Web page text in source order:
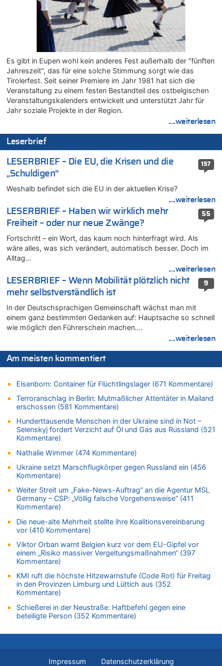
Gigantische Marienstatue in Polen – Größer als die Christus-
Figur in Rio – Kitsch, Kunst oder Religion?
09.08.2026 - 19:09 von Marcel Scholzen Eimerscheid zu
Gigantische Marienstatue in Polen – Größer als die Christus-
Figur in Rio – Kitsch, Kunst oder Religion?
09.08.2026 - 19:01 von die Wahrheit zu
Politischer Eklat bei der Gedenkfeier in Marcinelle – Meloni:
„Schwerwiegende und beschämende Geste“
09.08.2026 - 18:54 von Pierre zu
Politischer Eklat bei der Gedenkfeier in Marcinelle – Meloni:
„Schwerwiegende und beschämende Geste“
Zurück an den Rhein: Hendrich wechselt zum 1. FC Köln
09.08.2026 - 18:12 von Dax zu
Politischer Eklat bei der Gedenkfeier in Marcinelle – Meloni:
„Schwerwiegende und beschämende Geste“
09.08.2026 - 17:58 von Wolfgang2 zu
Kollision zwischen Autofahrer und Radfahrer an RAVeL-Weg
09.08.2026 - 17:22 von Hugo Egon Bernhard von Sinnen zu
Politischer Eklat bei der Gedenkfeier in Marcinelle – Meloni:
„Schwerwiegende und beschämende Geste“
09.08.2026 - 17:18 von WK zu
Politischer Eklat bei der Gedenkfeier in Marcinelle – Meloni:
„Schwerwiegende und beschämende Geste“
09.08.2026 - 17:12 von Hugo Egon Bernhard von Sinnen zu
Belgier knackt Jackpot bei Lotterie EuroMillions und gewinnt
mehr als 111 Millionen €
09.08.2026 - 16:56 von Joseph Meyer zu
LESERBRIEF – Haben wir wirklich mehr Freiheit – oder nur
neue Zwänge?
Politischer Eklat bei der Gedenkfeier in Marcinelle – Meloni:
„Schwerwiegende und beschämende Geste“
LESERBRIEF – Haben wir wirklich mehr Freiheit – oder nur
neue Zwänge?
09.08.2026 - 16:36 von Alibaba zu
Politischer Eklat bei der Gedenkfeier in Marcinelle – Meloni:
„Schwerwiegende und beschämende Geste“
09.08.2026 - 16:25 von HarryderBelgier zu
Belgier knackt Jackpot bei Lotterie EuroMillions und gewinnt
09.08.2026 - 16:23 von Niedriglohnsektor zu
„Schwerwiegende und beschämende Geste“
09.08.2026 - 16:23 von Der Patriot zu
In Belgien missachten zwei von drei Autofahrern das
Tempolimit in 30er-Zonen – Untersuchung von Vias
09.08.2026 - 16:21 von Sparwasser zu
Politischer Eklat bei der Gedenkfeier in Marcinelle – Meloni:
„Schwerwiegende und beschämende Geste“
09.08.2026 - 16:04 von Marcel Scholzen Eimerscheid zu
Leipzig, Mechernich und die Frage: Wer steckt hinter den
Drohnen mit Strengstoff? War es Russland?
09.08.2026 - 16:01 von Der Patriot zu
Mark van Bommel offiziell als neuer Nationalcoach der Roten
„Schwerwiegende und beschämende Geste“
Es gibt in Eupen wohl kein anderes Fest außerhalb der "fünften
Jahreszeit", das für eine solche Stimmung sorgt wie das
Tirolerfest. Seit seiner Premiere im Jahr 1981 hat sich die
Veranstaltung zu einem festen Bestandteil des ostbelgischen
Veranstaltungskalenders entwickelt und unterstützt Jahr für
Jahr soziale Projekte in der Region.
....weiterlesen
Leserbrief
157
LESERBRIEF – Die EU, die Krisen und die
„Schuldigen“
Weshalb befindet sich die EU in der aktuellen Krise?
....weiterlesen
55
LESERBRIEF – Haben wir wirklich mehr
Freiheit – oder nur neue Zwänge?
Fortschritt – ein Wort, das kaum noch hinterfragt wird. Als
wäre alles, was sich verändert, automatisch besser. Doch im
Alltag…
....weiterlesen
9
LESERBRIEF – Wenn Mobilität plötzlich nicht
mehr selbstverständlich ist
In der Deutschsprachigen Gemeinschaft wächst man mit
einem ganz bestimmten Gedanken auf: Hauptsache so schnell
wie möglich den Führerschein machen….
....weiterlesen
Am meisten kommentiert
Elsenborn: Container für Flüchtlingslager (671 Kommentare)
Terroranschlag in Berlin: Mutmaßlicher Attentäter in Mailand
erschossen (581 Kommentare)
Hunderttausende Menschen in der Ukraine sind in Not –
Selenskyj fordert Verzicht auf Öl und Gas aus Russland (521
Kommentare)
Nathalie Wimmer (474 Kommentare)
Ukraine setzt Marschflugkörper gegen Russland ein (456
Kommentare)
Weiter Streit um „Fake-News-Auftrag“ an die Agentur MSL
Germany – CSP: „Völlig falsche Vorgehensweise“ (411
Kommentare)
Die neue-alte Mehrheit stellte ihre Koalitionsvereinbarung
vor (410 Kommentare)
Viktor Orban warnt Belgien kurz vor dem EU-Gipfel vor
einem „Risiko massiver Vergeltungsmaßnahmen“ (397
Kommentare)
KMI ruft die höchste Hitzewarnstufe (Code Rot) für Freitag
in den Provinzen Limburg und Lüttich aus (352
Kommentare)
Schießerei in der Neustraße: Haftbefehl gegen eine
beteiligte Person (352 Kommentare)
Impressum Datenschutzerklärung